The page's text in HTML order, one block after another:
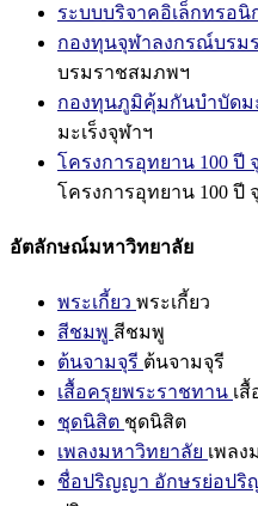
ระบบบริจาคอิเล็กทรอนิ
กองทุนจุฬาลงกรณ์บรม
บรมราชสมภพฯ
กองทุนภูมิคุ้มกันบำบัดม
มะเร็งจุฬาฯ
โครงการอุทยาน 100
โครงการอุทยาน 100
อัตลักษณ์มหาวิทยาลัย
พระเกี้ยว พระเกี้ยว
สีชมพู สีชมพู
ต้นจามจุรี ต้นจามจุรี
เสื้อครุยพระราชทาน เ
ชุดนิสิต ชุดนิสิต
เพลงมหาวิทยาลัย เพลง
ชื่อปริญญา อักษรย่อปริ